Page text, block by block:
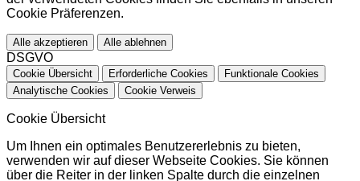
Cookie Präferenzen.
Alle akzeptieren Alle ablehnen
DSGVO
Cookie Übersicht Erforderliche Cookies
Funktionale Cookies
Analytische Cookies
Cookie Verweis
Cookie Übersicht
Um Ihnen ein optimales Benutzererlebnis zu bieten,
verwenden wir auf dieser Webseite Cookies. Sie können
über die Reiter in der linken Spalte durch die einzelnen